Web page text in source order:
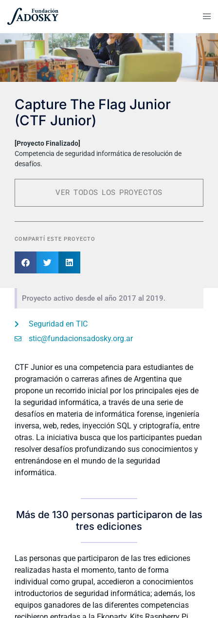
Capture The Flag Junior
(CTF Junior)
[Proyecto Finalizado]
Competencia de seguridad informática de resolución de
desafíos.
VER TODOS LOS PROYECTOS
COMPARTÍ ESTE PROYECTO
Proyecto activo desde el año 2017 al 2019.
Seguridad en TIC
stic@fundacionsadosky.org.ar
CTF Junior es una competencia para estudiantes de
programación o carreras afines de Argentina que
propone un recorrido inicial por los principales ejes de
la seguridad informática, a través de una serie de
desafíos en materia de informática forense, ingeniería
inversa, web, redes, inyección SQL y criptografía, entre
otras. La iniciativa busca que los participantes puedan
resolver desafíos profundizando sus conocimientos y
entrenándose en el mundo de la seguridad
informática.
Más de 130 personas participaron de las
tres ediciones
Las personas que participaron de las tres ediciones
realizadas hasta el momento, tanto de forma
individual como grupal, accedieron a conocimientos
introductorios de seguridad informática; además, los
equipos ganadores de las diferentes competencias